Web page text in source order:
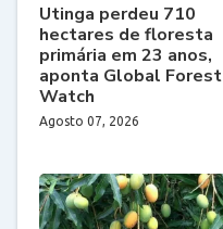
Utinga perdeu 710
hectares de floresta
primária em 23 anos,
aponta Global Forest
Watch
Agosto 07, 2026